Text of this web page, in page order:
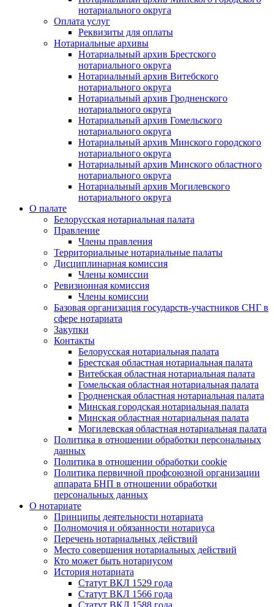
нотариального округа
Оплата услуг
Реквизиты для оплаты
Нотариальные архивы
Нотариальный архив Брестского
нотариального округа
Нотариальный архив Витебского
нотариального округа
Нотариальный архив Гродненского
нотариального округа
Нотариальный архив Гомельского
нотариального округа
Нотариальный архив Минского городского
нотариального округа
Нотариальный архив Минского областного
нотариального округа
Нотариальный архив Могилевского
нотариального округа
О палате
Белорусская нотариальная палата
Правление
Члены правления
Территориальные нотариальные палаты
Дисциплинарная комиссия
Члены комиссии
Ревизионная комиссия
Члены комиссии
Базовая организация государств-участников СНГ в
сфере нотариата
Закупки
Контакты
Белорусская нотариальная палата
Брестская областная нотариальная палата
Витебская областная нотариальная палата
Гомельская областная нотариальная палата
Гродненская областная нотариальная палата
Минская городская нотариальная палата
Минская областная нотариальная палата
Могилевская областная нотариальная палата
Политика в отношении обработки персональных
данных
Политика в отношении обработки cookie
Политика первичной профсоюзной организации
аппарата БНП в отношении обработки
персональных данных
О нотариате
Принципы деятельности нотариата
Полномочия и обязанности нотариуса
Перечень нотариальных действий
Место совершения нотариальных действий
Кто может быть нотариусом
История нотариата
Статут ВКЛ 1529 года
Статут ВКЛ 1566 года